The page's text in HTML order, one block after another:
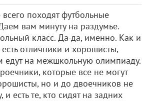
походят футбольные
вам минуту на раздумье.
класс. Да-да, именно. Как и
отличники и хорошисты,
едут на межшкольную олимпиаду.
которые все не могут
но и до двоечников не
и есть те, кто сидят на задних